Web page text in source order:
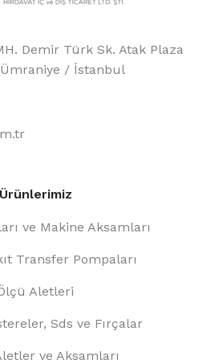
Demir Türk Sk. Atak Plaza
Ümraniye / İstanbul
Ürünlerimiz
ve Makine Aksamları
Transfer Pompaları
Aletleri
Sds ve Fırçalar
ve Aksamları